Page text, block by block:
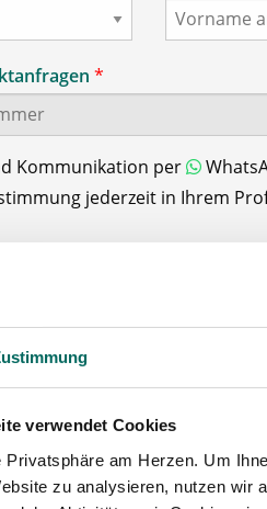
verwendet Cookies
Privatsphäre am Herzen. Um
zu analysieren, nutzen wir
*
Kommunikation per
jederzeit in Ihrem
ein